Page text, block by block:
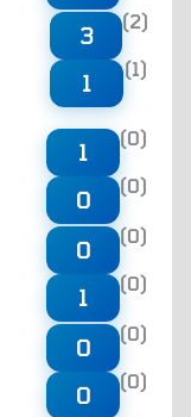
3
(2)
1
(1)
1
(0)
0
(0)
0
(0)
1
(0)
0
(0)
0
(0)